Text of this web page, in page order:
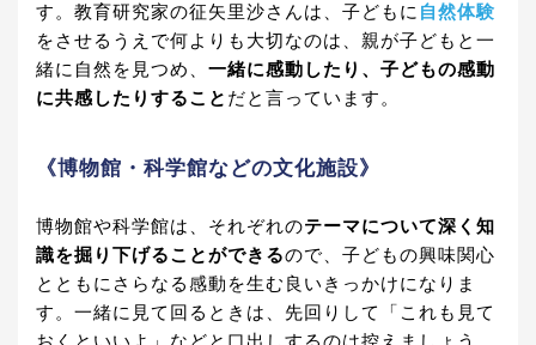
す。教育研究家の征矢里沙さんは、子どもに 自然体験
をさせるうえで何よりも大切なのは、親が子どもと一
緒に自然を見つめ、 一緒に感動したり、子どもの感動
に共感したりすること だと言っています。
《博物館・科学館などの文化施設》
博物館や科学館は、それぞれのテーマについて深く知
識を掘り下げることができるので、子どもの興味関心
とともにさらなる感動を生む良いきっかけになりま
す。一緒に見て回るときは、先回りして「これも見て
おくといいよ」などと口出しするのは控えましょう。